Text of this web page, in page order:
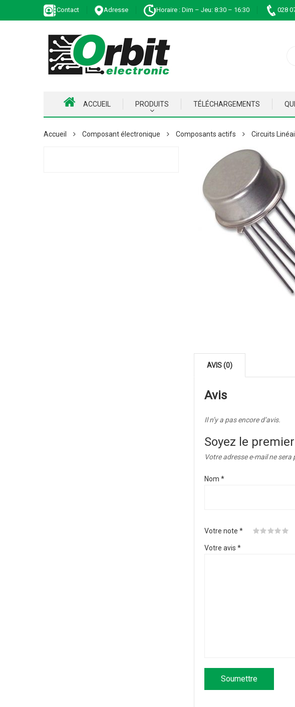
Contact Adresse Horaire : Dim – Jeu: 8:30 – 16:30 028
ACCUEIL PRODUITS TÉLÉCHARGEMENTS
Accueil Composant électronique Composants actifs Circuits
AVIS (0)
Avis
Il n’y a pas encore d’avis.
Soyez le
Votre adresse e-mail ne sera
Nom *
Votre note *
Votre avis *